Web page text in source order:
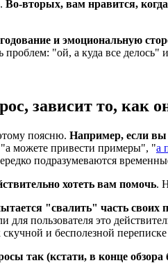
Во-вторых, вам нравится,
и эмоциональную
проблем: "ой, а куда все
зависит то, как
поясню. Например, если вы
можете привести примеры", "а
подразумеваются
хотеть вам помочь.
"свалить" часть своих
для пользователя это
и бесполезной
так (кстати, в конце